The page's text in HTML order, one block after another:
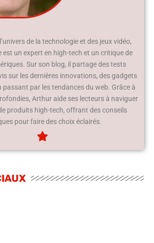
de la technologie et des jeux vidéo,
est un expert en high-tech et un critique de
Sur son blog, il partage des tests
sur les dernières innovations, des gadgets
passant par les tendances du web. Grâce à
Arthur aide ses lecteurs à naviguer
produits high-tech, offrant des conseils
pour faire des choix éclairés.